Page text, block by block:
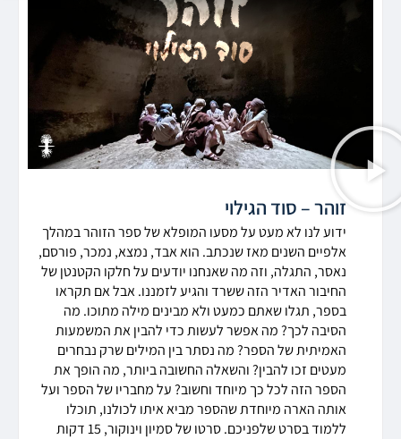
זוהר – סוד הגילוי
ידוע לנו לא מעט על מסעו המופלא שלספרהזוהרבמהלך
אלפיים השנים מאז שנכתב. הוא אבד, נמצא, נמכר, פורסם,
נאסר, התגלה, וזה מה שאנחנו יודעים על חלקו הקטנטן של
החיבור האדיר הזה ששרד והגיע לזמננו. אבל אם תקראו
בספר, תגלו שאתם כמעט ולא מבינים מילה מתוכו. מה
הסיבה לכך? מה אפשר לעשות כדי להבין את המשמעות
האמיתית שלהספר? מה נסתר בין המילים שרק נבחרים
מעטים זכו להבין? והשאלה החשובה ביותר, מה הופך את
הספרהזה לכל כך מיוחד וחשוב? על מחבריו שלהספרועל
אותה הארה מיוחדת שהספרמביא איתו לכולנו, תוכלו
ללמוד בסרט שלפניכם. סרטו של סמיון וינוקור, 15 דקות